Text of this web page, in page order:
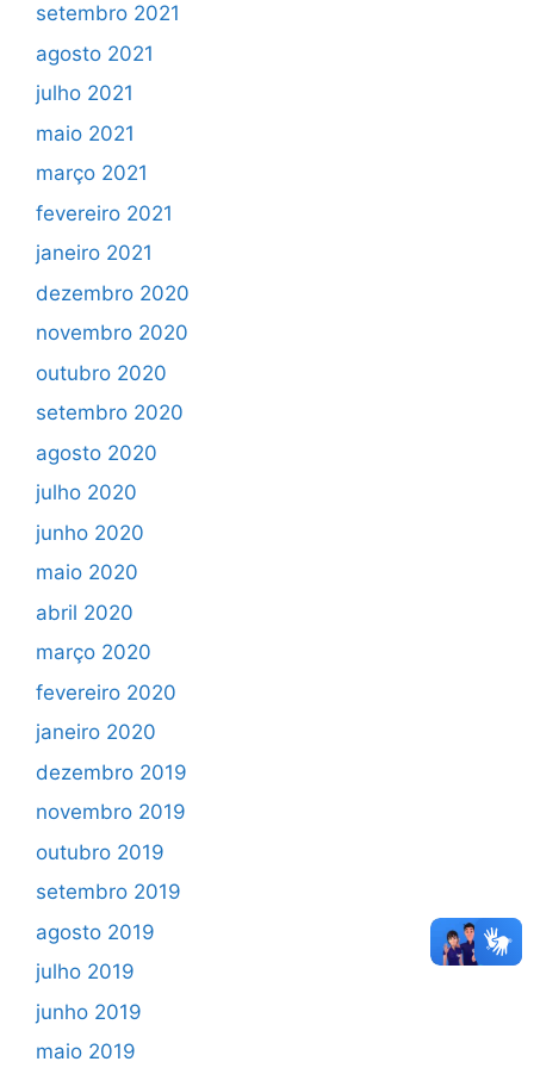
setembro 2021
agosto 2021
julho 2021
maio 2021
março 2021
fevereiro 2021
janeiro 2021
dezembro 2020
novembro 2020
outubro 2020
setembro 2020
agosto 2020
julho 2020
junho 2020
maio 2020
abril 2020
março 2020
fevereiro 2020
janeiro 2020
dezembro 2019
novembro 2019
outubro 2019
setembro 2019
agosto 2019
julho 2019
junho 2019
maio 2019